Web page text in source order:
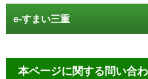
e-すまい三重
本ページに関する問い合